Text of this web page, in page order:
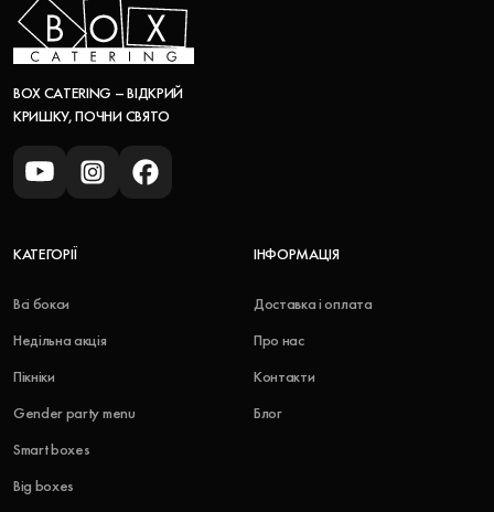
BOX CATERING – ВІДКРИЙ
КРИШКУ, ПОЧНИ СВЯТО
КАТЕГОРІЇ
Всі бокси
Недільна акція
Пікніки
Gender party menu
Smart boxes
Big boxes
ІНФОРМАЦІЯ
Доставка і оплата
Про нас
Контакти
Блог